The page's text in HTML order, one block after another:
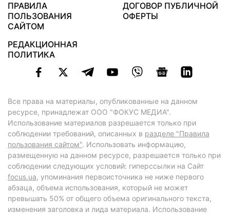
ПРАВИЛА
ПОЛЬЗОВАНИЯ
САЙТОМ
ДОГОВОР ПУБЛИЧНОЙ
ОФЕРТЫ
РЕДАКЦИОННАЯ
ПОЛИТИКА
Все права на материалы, опубликованные на данном
ресурсе, принадлежат ООО "ФОКУС МЕДИА".
Использование материалов разрешается только при
соблюдении требований, описанных в разделе "Правила
пользования сайтом". Использовать информацию,
размещенную на данном ресурсе, разрешается только при
соблюдении следующих условий: гиперссылки на Сайт
focus.ua, упоминания первоисточника не ниже первого
абзаца, объема использования, который не может
превышать 50% от общего объема оригинального текста,
изменения заголовка и лида материала. Использование